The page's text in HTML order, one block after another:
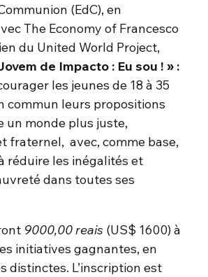
(EdC), en
The Economy of Francesco
du United World Project,
de Impacto : Eu sou ! » :
les jeunes de 18 à 35
commun leurs propositions
un monde plus juste,
fraternel, avec, comme base,
réduire les inégalités et
dans toutes ses
9000,00 reais (US$ 1600) à
initiatives gagnantes, en
distinctes. L’inscription est